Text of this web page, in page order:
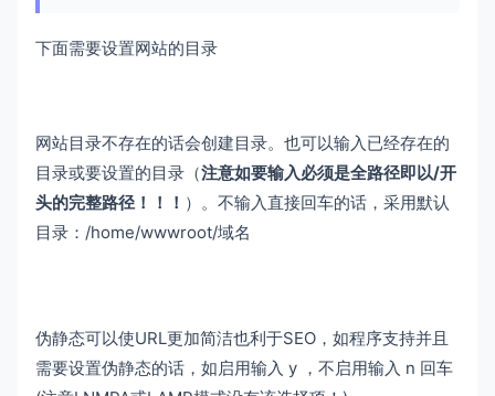
下面需要设置网站的目录
网站目录不存在的话会创建目录。也可以输入已经存在的
目录或要设置的目录（注意如要输入必须是全路径即以/开
头的完整路径！！！ ）。不输入直接回车的话，采用默认
目录：/home/wwwroot/域名
伪静态可以使URL更加简洁也利于SEO，如程序支持并且
需要设置伪静态的话，如启用输入 y ，不启用输入 n 回车